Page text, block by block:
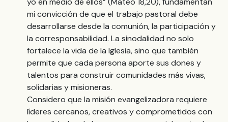
mi convicción de que el trabajo pastoral debe
desarrollarse desde la comunión, la participación y
la corresponsabilidad. La sinodalidad no solo
fortalece la vida de la Iglesia, sino que también
permite que cada persona aporte sus dones y
talentos para construir comunidades más vivas,
solidarias y misioneras.
Considero que la misión evangelizadora requiere
líderes cercanos, creativos y comprometidos con